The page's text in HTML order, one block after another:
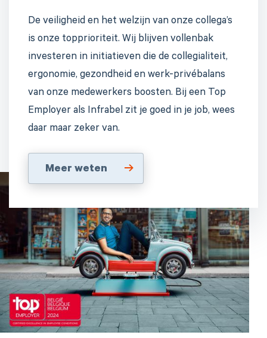
De veiligheid en het welzijn van onze collega’s
is onze topprioriteit. Wij blijven vollenbak
investeren in initiatieven die de collegialiteit,
ergonomie, gezondheid en werk-privébalans
van onze medewerkers boosten. Bij een Top
Employer als Infrabel zit je goed in je job, wees
daar maar zeker van.
Meer weten